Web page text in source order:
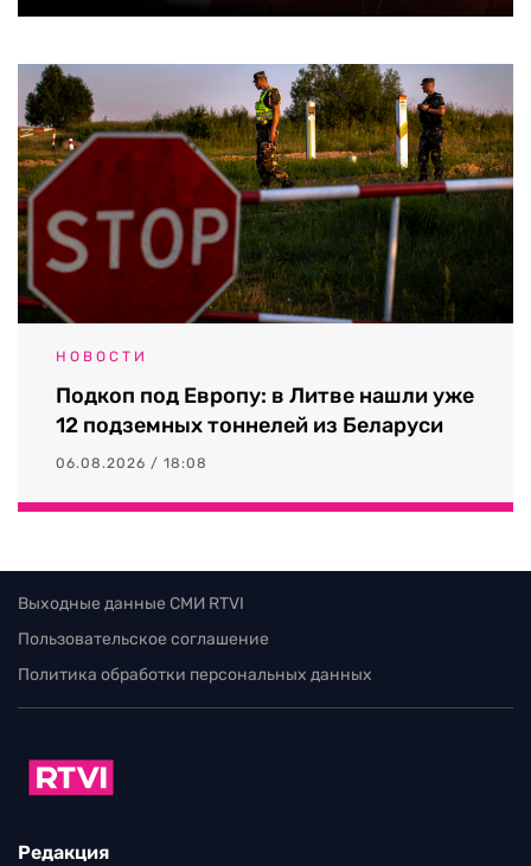
НОВОСТИ
Подкоп под Европу: в Литве нашли уже
12 подземных тоннелей из Беларуси
06.08.2026 / 18:08
Выходные данные СМИ RTVI
Пользовательское соглашение
Политика обработки персональных данных
Редакция